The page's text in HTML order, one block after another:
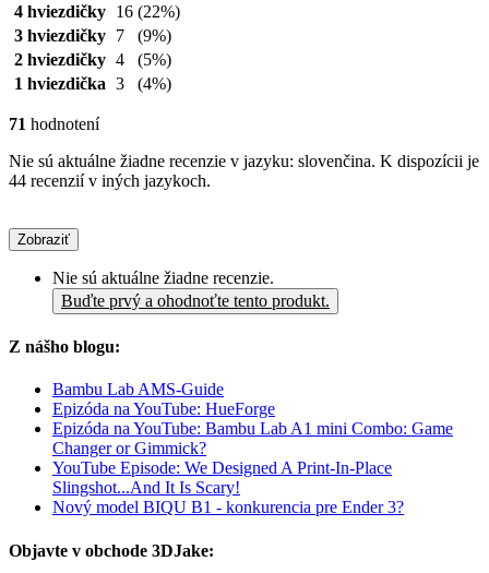
4 hviezdičky
16 (22%)
3 hviezdičky
7
(9%)
2 hviezdičky 4
(5%)
1 hviezdička 3 (4%)
71 hodnotení
Nie sú aktuálne žiadne recenzie v jazyku: slovenčina. K dispozícii je
44 recenzií v iných jazykoch.
Zobraziť
Nie sú aktuálne žiadne recenzie.
Buďte prvý a ohodnoťte tento produkt.
Z nášho blogu:
Bambu Lab AMS-Guide
Epizóda na YouTube: HueForge
Epizóda na YouTube: Bambu Lab A1 mini Combo: Game
Changer or Gimmick?
YouTube Episode: We Designed A Print-In-Place
Slingshot...And It Is Scary!
Nový model BIQU B1 - konkurencia pre Ender 3?
Objavte v obchode 3DJake: